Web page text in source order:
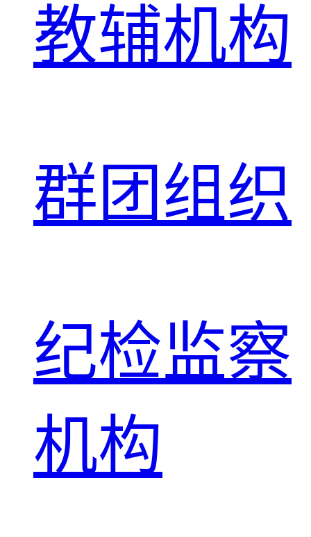
教辅机构
群团组织
纪检监察
机构